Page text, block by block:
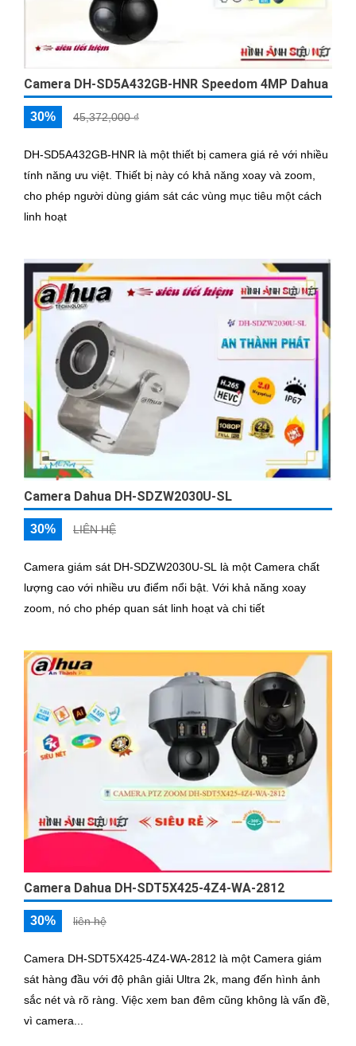
Camera DH-SD5A432GB-HNR Speedom 4MP Dahua
30% 45,372,000 ₫
DH-SD5A432GB-HNR là một thiết bị camera giá rẻ với nhiều
tính năng ưu việt. Thiết bị này có khả năng xoay và zoom,
cho phép người dùng giám sát các vùng mục tiêu một cách
linh hoạt
Camera Dahua DH-SDZW2030U-SL
30% LIÊN HỆ
Camera giám sát DH-SDZW2030U-SL là một Camera chất
lượng cao với nhiều ưu điểm nổi bật. Với khả năng xoay
zoom, nó cho phép quan sát linh hoạt và chi tiết
Camera Dahua DH-SDT5X425-4Z4-WA-2812
30% liên hệ
Camera DH-SDT5X425-4Z4-WA-2812 là một Camera giám
sát hàng đầu với độ phân giải Ultra 2k, mang đến hình ảnh
sắc nét và rõ ràng. Việc xem ban đêm cũng không là vấn đề,
vì camera...